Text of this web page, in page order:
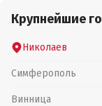
Крупнейшие
Николаев
Симферополь
Винница